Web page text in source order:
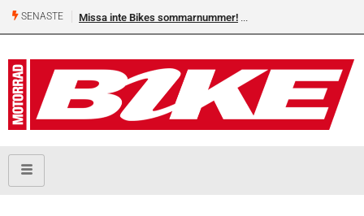
SENASTE Missa inte Bikes sommarnummer!